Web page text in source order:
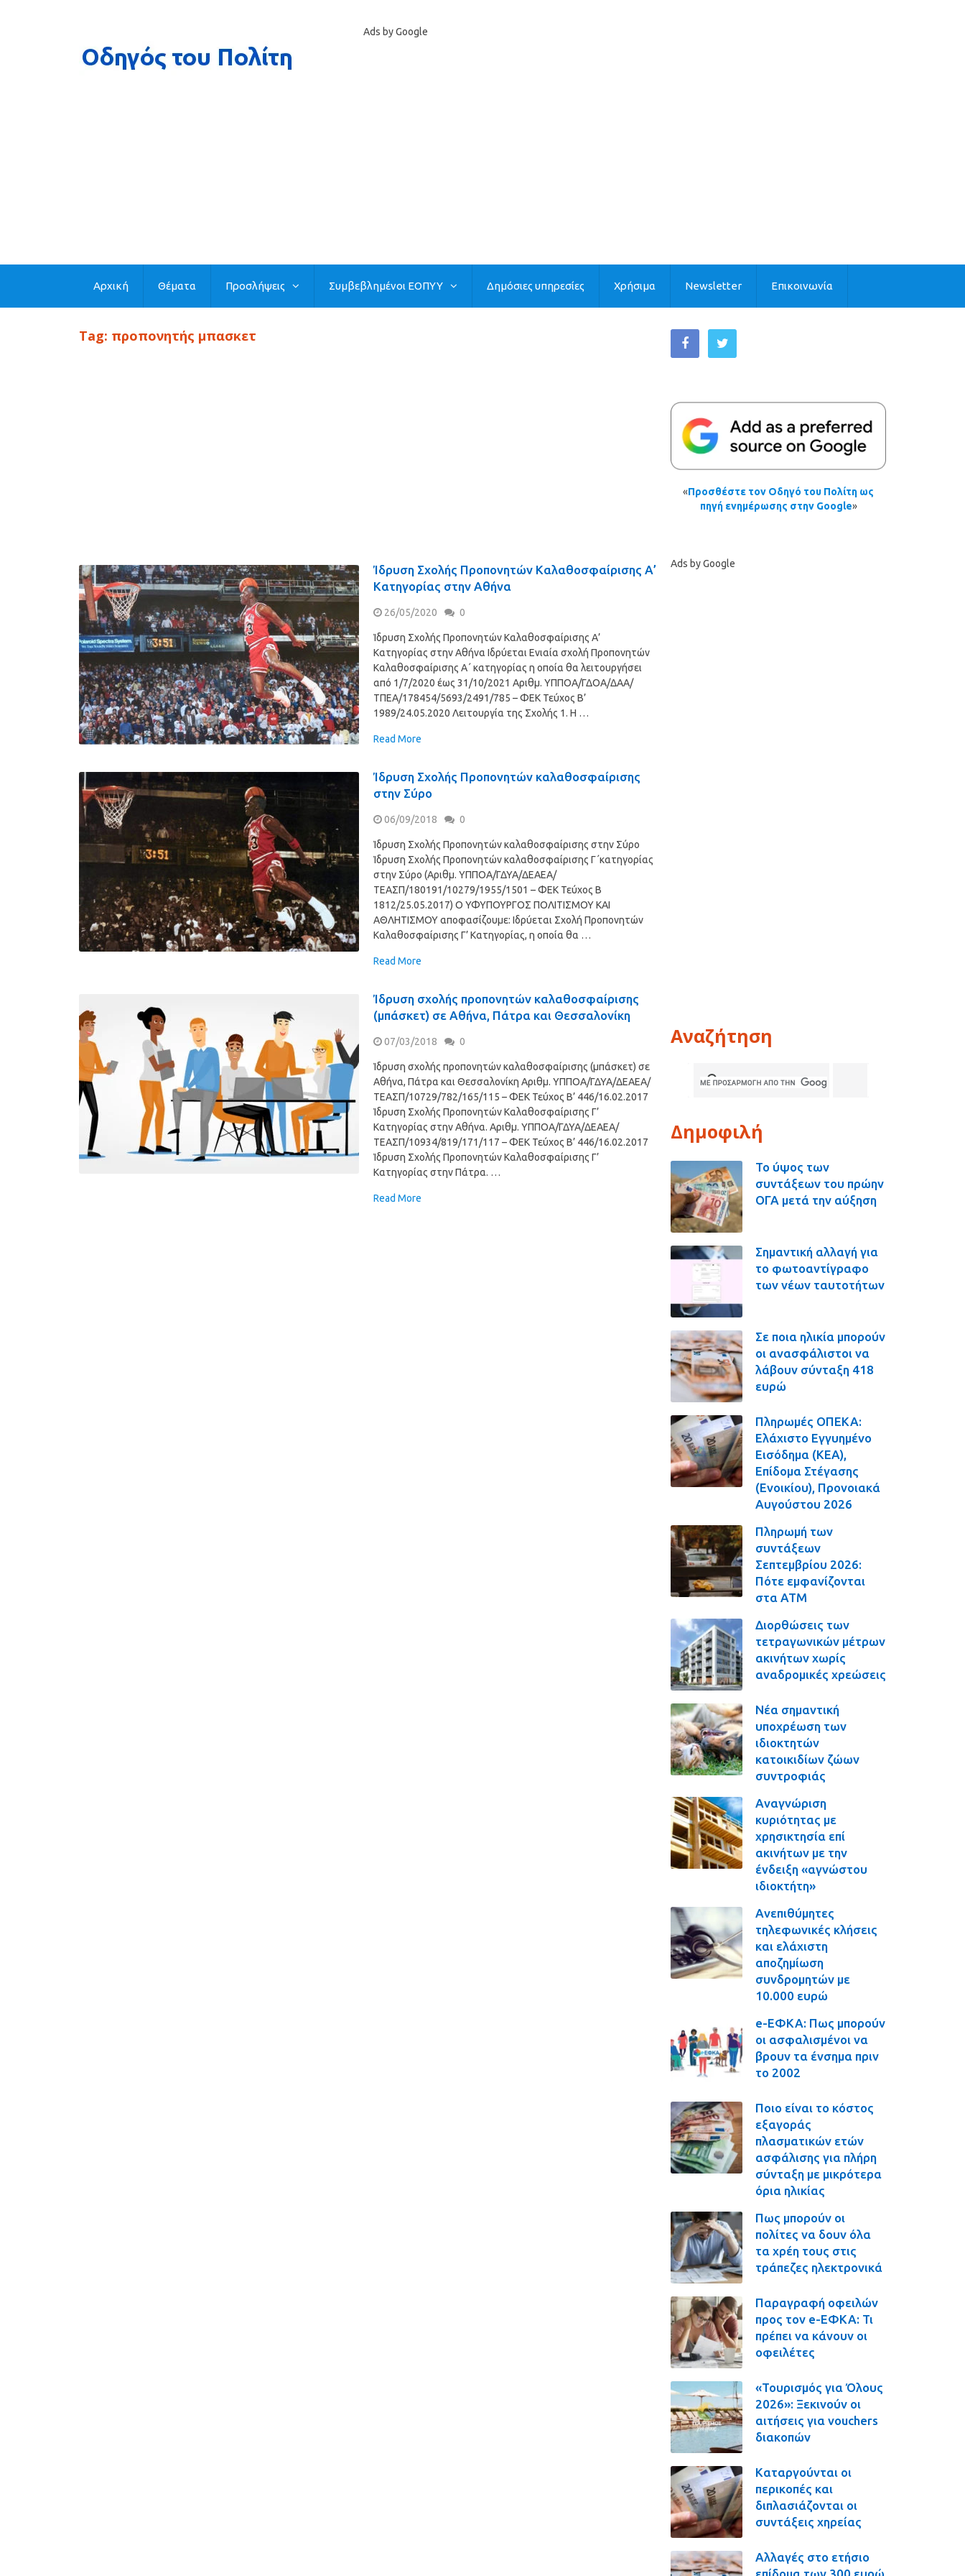
Ads by Google
Αρχική Θέματα Προσλήψεις Συμβεβλημένοι ΕΟΠΥΥ Δημόσιες υπηρεσίες Χρήσιμα Newsletter Επικοινωνία
Tag: προπονητής μπασκετ
Ίδρυση Σχολής Προπονητών Καλαθοσφαίρισης Α’
Κατηγορίας στην Αθήνα
26/05/2020 0
Ίδρυση Σχολής Προπονητών Καλαθοσφαίρισης Α’
Κατηγορίας στην Αθήνα Ιδρύεται Ενιαία σχολή Προπονητών
Καλαθοσφαίρισης Α΄ κατηγορίας η οποία θα λειτουργήσει
από 1/7/2020 έως 31/10/2021 Αριθμ. ΥΠΠΟΑ/ΓΔΟΑ/ΔΑΑ/
ΤΠΕΑ/178454/5693/2491/785 – ΦΕΚ Τεύχος B’
1989/24.05.2020 Λειτουργία της Σχολής 1. Η …
Read More
Ίδρυση Σχολής Προπονητών καλαθοσφαίρισης
στην Σύρο
06/09/2018 0
Ίδρυση Σχολής Προπονητών καλαθοσφαίρισης στην Σύρο
Ίδρυση Σχολής Προπονητών καλαθοσφαίρισης Γ΄κατηγορίας
στην Σύρο (Αριθμ. ΥΠΠΟΑ/ΓΔΥΑ/ΔΕΑΕΑ/
ΤΕΑΣΠ/180191/10279/1955/1501 – ΦΕΚ Τεύχος Β
1812/25.05.2017) Ο ΥΦΥΠΟΥΡΓΟΣ ΠΟΛΙΤΙΣΜΟΥ ΚΑΙ
ΑΘΛΗΤΙΣΜΟΥ αποφασίζουμε: Ιδρύεται Σχολή Προπονητών
Καλαθοσφαίρισης Γ’ Κατηγορίας, η οποία θα …
Read More
Ίδρυση σχολής προπονητών καλαθοσφαίρισης
(μπάσκετ) σε Αθήνα, Πάτρα και Θεσσαλονίκη
07/03/2018 0
Ίδρυση σχολής προπονητών καλαθοσφαίρισης (μπάσκετ) σε
Αθήνα, Πάτρα και Θεσσαλονίκη Αριθμ. ΥΠΠΟΑ/ΓΔΥΑ/ΔΕΑΕΑ/
ΤΕΑΣΠ/10729/782/165/115 – ΦΕΚ Τεύχος Β’ 446/16.02.2017
Ίδρυση Σχολής Προπονητών Καλαθοσφαίρισης Γ’
Κατηγορίας στην Αθήνα. Αριθμ. ΥΠΠΟΑ/ΓΔΥΑ/ΔΕΑΕΑ/
ΤΕΑΣΠ/10934/819/171/117 – ΦΕΚ Τεύχος Β’ 446/16.02.2017
Ίδρυση Σχολής Προπονητών Καλαθοσφαίρισης Γ’
Κατηγορίας στην Πάτρα. …
Read More
«Προσθέστε τον Οδηγό του Πολίτη ως
πηγή ενημέρωσης στην Google»
Ads by Google
Αναζήτηση
Δημοφιλή
Το ύψος των
συντάξεων του πρώην
ΟΓΑ μετά την αύξηση
Σημαντική αλλαγή για
το φωτοαντίγραφο
των νέων ταυτοτήτων
Σε ποια ηλικία μπορούν
οι ανασφάλιστοι να
λάβουν σύνταξη 418
ευρώ
Πληρωμές ΟΠΕΚΑ:
Ελάχιστο Εγγυημένο
Εισόδημα (ΚΕΑ),
Επίδομα Στέγασης
(Ενοικίου), Προνοιακά
Αυγούστου 2026
Πληρωμή των
συντάξεων
Σεπτεμβρίου 2026:
Πότε εμφανίζονται
στα ΑΤΜ
Διορθώσεις των
τετραγωνικών μέτρων
ακινήτων χωρίς
αναδρομικές χρεώσεις
Νέα σημαντική
υποχρέωση των
ιδιοκτητών
κατοικιδίων ζώων
συντροφιάς
Αναγνώριση
κυριότητας με
χρησικτησία επί
ακινήτων με την
ένδειξη «αγνώστου
ιδιοκτήτη»
Ανεπιθύμητες
τηλεφωνικές κλήσεις
και ελάχιστη
αποζημίωση
συνδρομητών με
10.000 ευρώ
e-ΕΦΚΑ: Πως μπορούν
οι ασφαλισμένοι να
βρουν τα ένσημα πριν
το 2002
Ποιο είναι το κόστος
εξαγοράς
πλασματικών ετών
ασφάλισης για πλήρη
σύνταξη με μικρότερα
όρια ηλικίας
Πως μπορούν οι
πολίτες να δουν όλα
τα χρέη τους στις
τράπεζες ηλεκτρονικά
Παραγραφή οφειλών
προς τον e-ΕΦΚΑ: Τι
πρέπει να κάνουν οι
οφειλέτες
«Τουρισμός για Όλους
2026»: Ξεκινούν οι
αιτήσεις για vouchers
διακοπών
Καταργούνται οι
περικοπές και
διπλασιάζονται οι
συντάξεις χηρείας
Αλλαγές στο ετήσιο